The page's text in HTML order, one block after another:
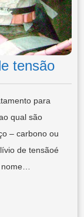
tensão
para
qual são
– carbono ou
de tensãoé